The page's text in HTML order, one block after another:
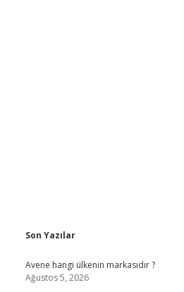
Sidebar
Son Yazılar
Avene hangi ülkenin markasıdır ?
Ağustos 5, 2026